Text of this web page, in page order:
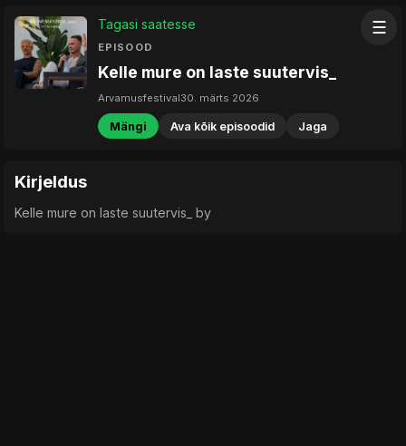
☰
Tagasi saatesse
EPISOOD
Kelle mure on laste suutervis_
Arvamusfestival30. märts 2026
Mängi Ava kõik episoodid Jaga
Kirjeldus
Kelle mure on laste suutervis_ by